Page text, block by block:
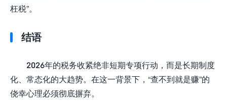
枉税”。
结语
2026年的税务收紧绝非短期专项行动，而是长期制度
化、常态化的大趋势。在这一背景下，“查不到就是赚”的
侥幸心理必须彻底摒弃。